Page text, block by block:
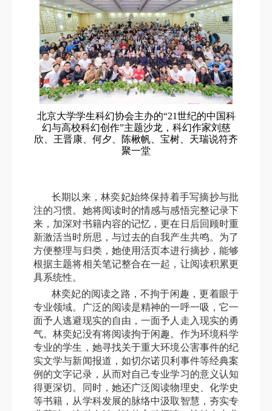
北京大学学生科幻协会主办的“21世纪的中国科
幻与高校科幻创作”主题沙龙，科幻作家刘慈
欣、王晋康、何夕、陈楸帆、宝树、天瑞说符齐
聚一堂
长期以来，林奕妃始终保持着手写摘抄与批
注的习惯。她将阅读时的情感与感悟完整记录下
来，加深对书籍内容的记忆，更在日后回顾时重
新激活当时所思，与过去的自我产生共鸣。为了
方便整理与归类，她使用活页本进行摘抄，能够
根据主题将相关笔记整合在一起，让阅读积累更
具系统性。
林奕妃的阅读之路，不拘于闲趣，更着眼于
专业领域。广泛的阅读是精神的一呼一吸，它一
面予人逃避现实的自由，一面予人走入现实的勇
气。林奕妃没有将阅读拘于闲趣。作为环境科学
专业的学生，她寻找关于重大环境公害事件的纪
实文学与新闻报道，如切尔诺贝利事件等经典案
例的文字记录，从而对自己专业学习的意义认知
得更深切。同时，她还广泛阅读物理史、化学史
等书籍，从学科发展的脉络中汲取智慧，夯实专